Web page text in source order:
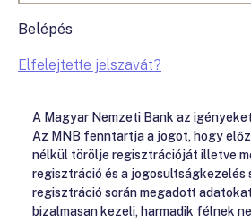
Belépés
Elfelejtette jelszavát?
A Magyar Nemzeti Bank az
Az MNB fenntartja a jogot, hogy
nélkül törölje regisztrációját illetve
regisztráció és a jogosultságkezelés
regisztráció során megadott
bizalmasan kezeli, harmadik félnek